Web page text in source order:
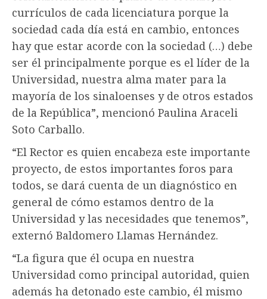
currículos de cada licenciatura porque la
sociedad cada día está en cambio, entonces
hay que estar acorde con la sociedad (…) debe
ser él principalmente porque es el líder de la
Universidad, nuestra alma mater para la
mayoría de los sinaloenses y de otros estados
de la República”, mencionó Paulina Araceli
Soto Carballo.
“El Rector es quien encabeza este importante
proyecto, de estos importantes foros para
todos, se dará cuenta de un diagnóstico en
general de cómo estamos dentro de la
Universidad y las necesidades que tenemos”,
externó Baldomero Llamas Hernández.
“La figura que él ocupa en nuestra
Universidad como principal autoridad, quien
además ha detonado este cambio, él mismo